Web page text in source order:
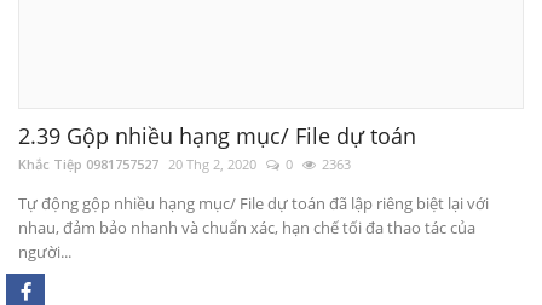
2.39 Gộp nhiều hạng mục/ File dự toán
Khắc Tiệp 0981757527 20 Thg 2, 2020 0 2363
Tự động gộp nhiều hạng mục/ File dự toán đã lập riêng biệt lại với
nhau, đảm bảo nhanh và chuẩn xác, hạn chế tối đa thao tác của
người...